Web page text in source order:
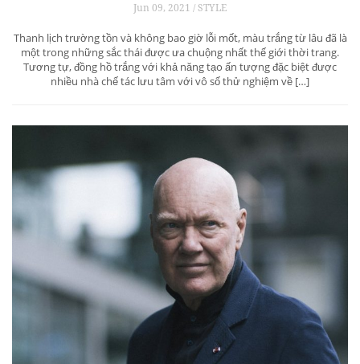
Jun 09, 2021 / STYLE
Thanh lịch trường tồn và không bao giờ lỗi mốt, màu trắng từ lâu đã là
một trong những sắc thái được ưa chuộng nhất thế giới thời trang.
Tương tự, đồng hồ trắng với khả năng tạo ấn tượng đặc biệt được
nhiều nhà chế tác lưu tâm với vô số thử nghiệm về […]